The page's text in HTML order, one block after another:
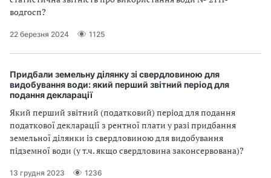
водгосп?
22 березня 2024 1125
Придбали земельну ділянку зі свердловиною для
видобування води: який перший звітний період для
подання декларації
Який перший звітний (податковий) період для подання
податкової декларації з рентної плати у разі придбання
земельної ділянки із свердловиною для видобування
підземної води (у т.ч. якщо свердловина законсервована)?
13 грудня 2023 1236